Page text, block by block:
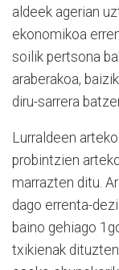
aldeek agerian
ekonomikoa
soilik pertsona
araberakoa,
diru-sarrera
Lurraldeen
probintzien
marrazten ditu.
dago errenta-
baino gehiago
txikienak